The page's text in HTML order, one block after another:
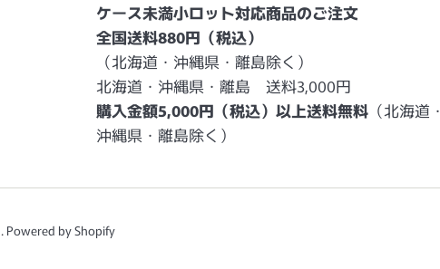
ケース未満小ロット対応商品のご注文
全国送料880円（税込）
（北海道・沖縄県・離島除く）
北海道・沖縄県・離島 送料3,000円
購入金額5,000円（税込）以上送料無料（北海道・
沖縄県・離島除く）
. Powered by Shopify